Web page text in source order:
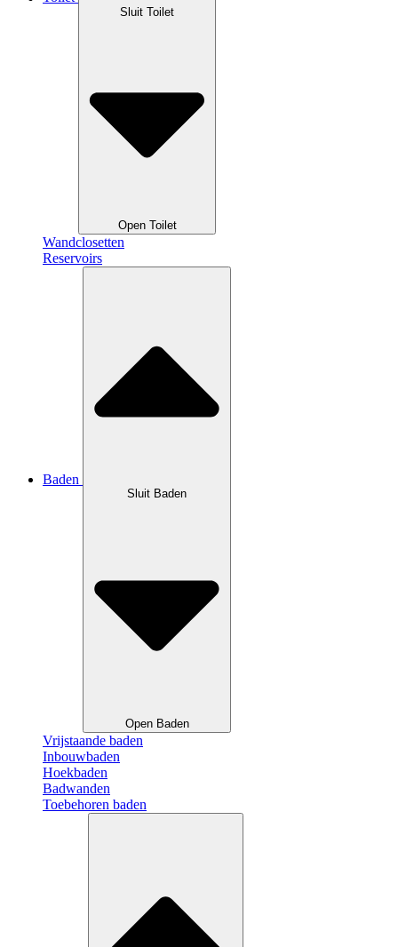
Sluit Toilet
Open Toilet
Wandclosetten
Reservoirs
Baden
Sluit Baden
Open Baden
Vrijstaande baden
Inbouwbaden
Hoekbaden
Badwanden
Toebehoren baden